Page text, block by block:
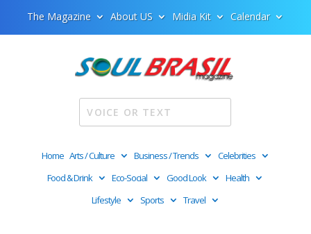
The Magazine About US Midia Kit Calendar
Home Arts / Culture Business / Trends
Celebrities
Food & Drink
Eco-Social Good Look
Health
Lifestyle
Sports Travel